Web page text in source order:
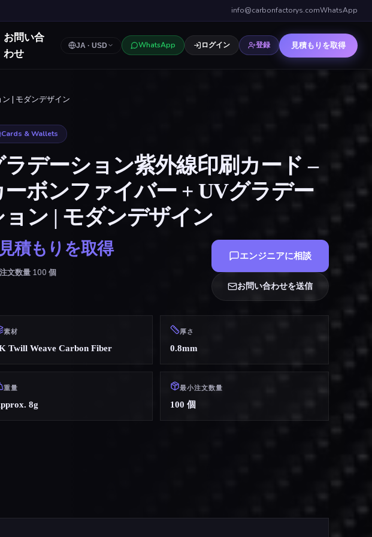
info@carbonfactorys.comWhatsApp
お問い合
わせ
JA · USD WhatsApp ログイン 登録 見積もりを取得
| モダンデザイン
Cards & Wallets
ラデーション紫外線印刷カード –
ーボンファイバー + UVグラデー
ョン | モダンデザイン
見積もりを取得
文数量 100 個
エンジニアに相談
お問い合わせを送信
素材
Twill Weave Carbon Fiber
厚さ
0.8mm
重量
8g
最小注文数量
100 個